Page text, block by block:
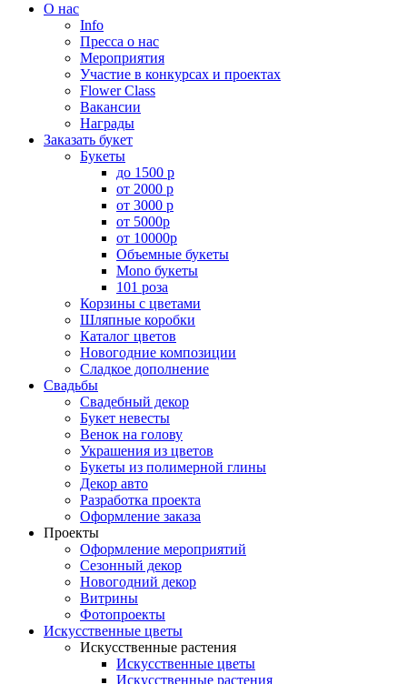
О нас
Info
Пресса о нас
Мероприятия
Участие в конкурсах и проектах
Flower Class
Вакансии
Награды
Заказать букет
Букеты
до 1500 р
от 2000 р
от 3000 р
от 5000р
от 10000р
Объемные букеты
Mono букеты
101 роза
Корзины с цветами
Шляпные коробки
Каталог цветов
Новогодние композиции
Сладкое дополнение
Свадьбы
Свадебный декор
Букет невесты
Венок на голову
Украшения из цветов
Букеты из полимерной глины
Декор авто
Разработка проекта
Оформление заказа
Проекты
Оформление мероприятий
Сезонный декор
Новогодний декор
Витрины
Фотопроекты
Искусственные цветы
Искусственные растения
Искусственные цветы
Искусственные растения